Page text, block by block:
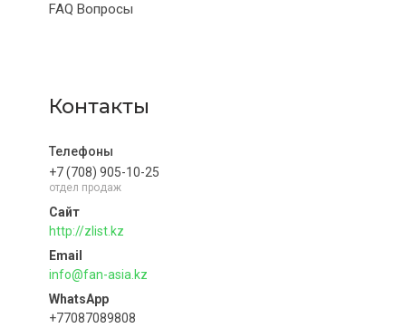
FAQ Вопросы
Контакты
+7 (708) 905-10-25
отдел продаж
http://zlist.kz
info@fan-asia.kz
+77087089808